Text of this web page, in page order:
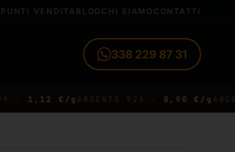
PUNTI VENDITA BLOG CHI SIAMO CONTATTI
338 229 87 31
1,12 €/gARGENTO 925 · 0,90 €/g